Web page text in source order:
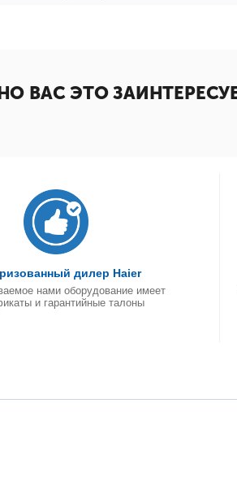
ВАС ЭТО
дилер Haier
нами оборудование имеет
и гарантийные талоны